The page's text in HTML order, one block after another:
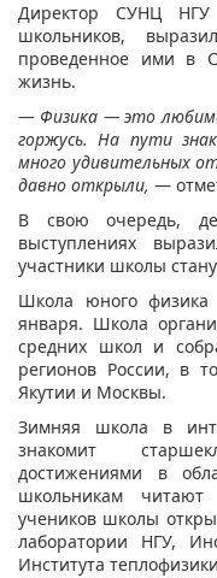
Директор СУНЦ НГУ
школьников,
проведенное ими в
жизнь.
― Физика — это
горжусь. На пути
много удивительных
давно открыли, ―
В свою очередь,
выступлениях
участники школы
Школа юного
января. Школа
средних школ и
регионов России, в
Якутии и Москвы.
Зимняя школа в
знакомит
достижениями в
школьникам
учеников школы
лаборатории НГУ,
Института